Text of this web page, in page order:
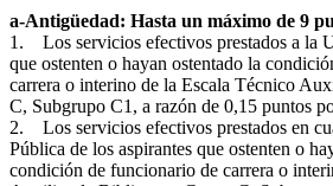
a-Antigüedad: Hasta un máximo de 9
1. Los servicios efectivos prestados a la
que ostenten o hayan ostentado la
carrera o interino de la Escala Técnico
C, Subgrupo C1, a razón de 0,15 puntos
2. Los servicios efectivos prestados en
Pública de los aspirantes que ostenten o
condición de funcionario de carrera o